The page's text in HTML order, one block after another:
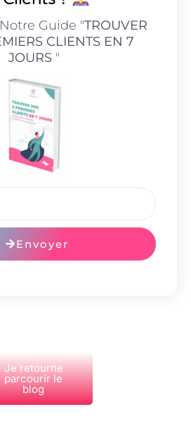
Guide "TROUVER
CLIENTS EN 7
JOURS"
Envoyer
Je retourne
parcourir le
blog